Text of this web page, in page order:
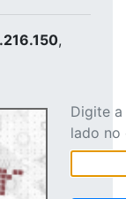
,
Digite
lado no